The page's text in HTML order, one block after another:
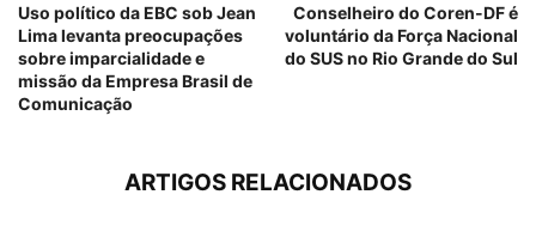
Uso político da EBC sob Jean
Lima levanta preocupações
sobre imparcialidade e
missão da Empresa Brasil de
Comunicação
Conselheiro do Coren-DF é
voluntário da Força Nacional
do SUS no Rio Grande do Sul
ARTIGOS RELACIONADOS